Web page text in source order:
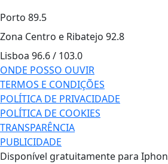
Porto 89.5
Zona Centro e Ribatejo 92.8
Lisboa 96.6 / 103.0
ONDE POSSO OUVIR
TERMOS E CONDIÇÕES
POLÍTICA DE PRIVACIDADE
POLÍTICA DE COOKIES
TRANSPARÊNCIA
PUBLICIDADE
Disponível gratuitamente para